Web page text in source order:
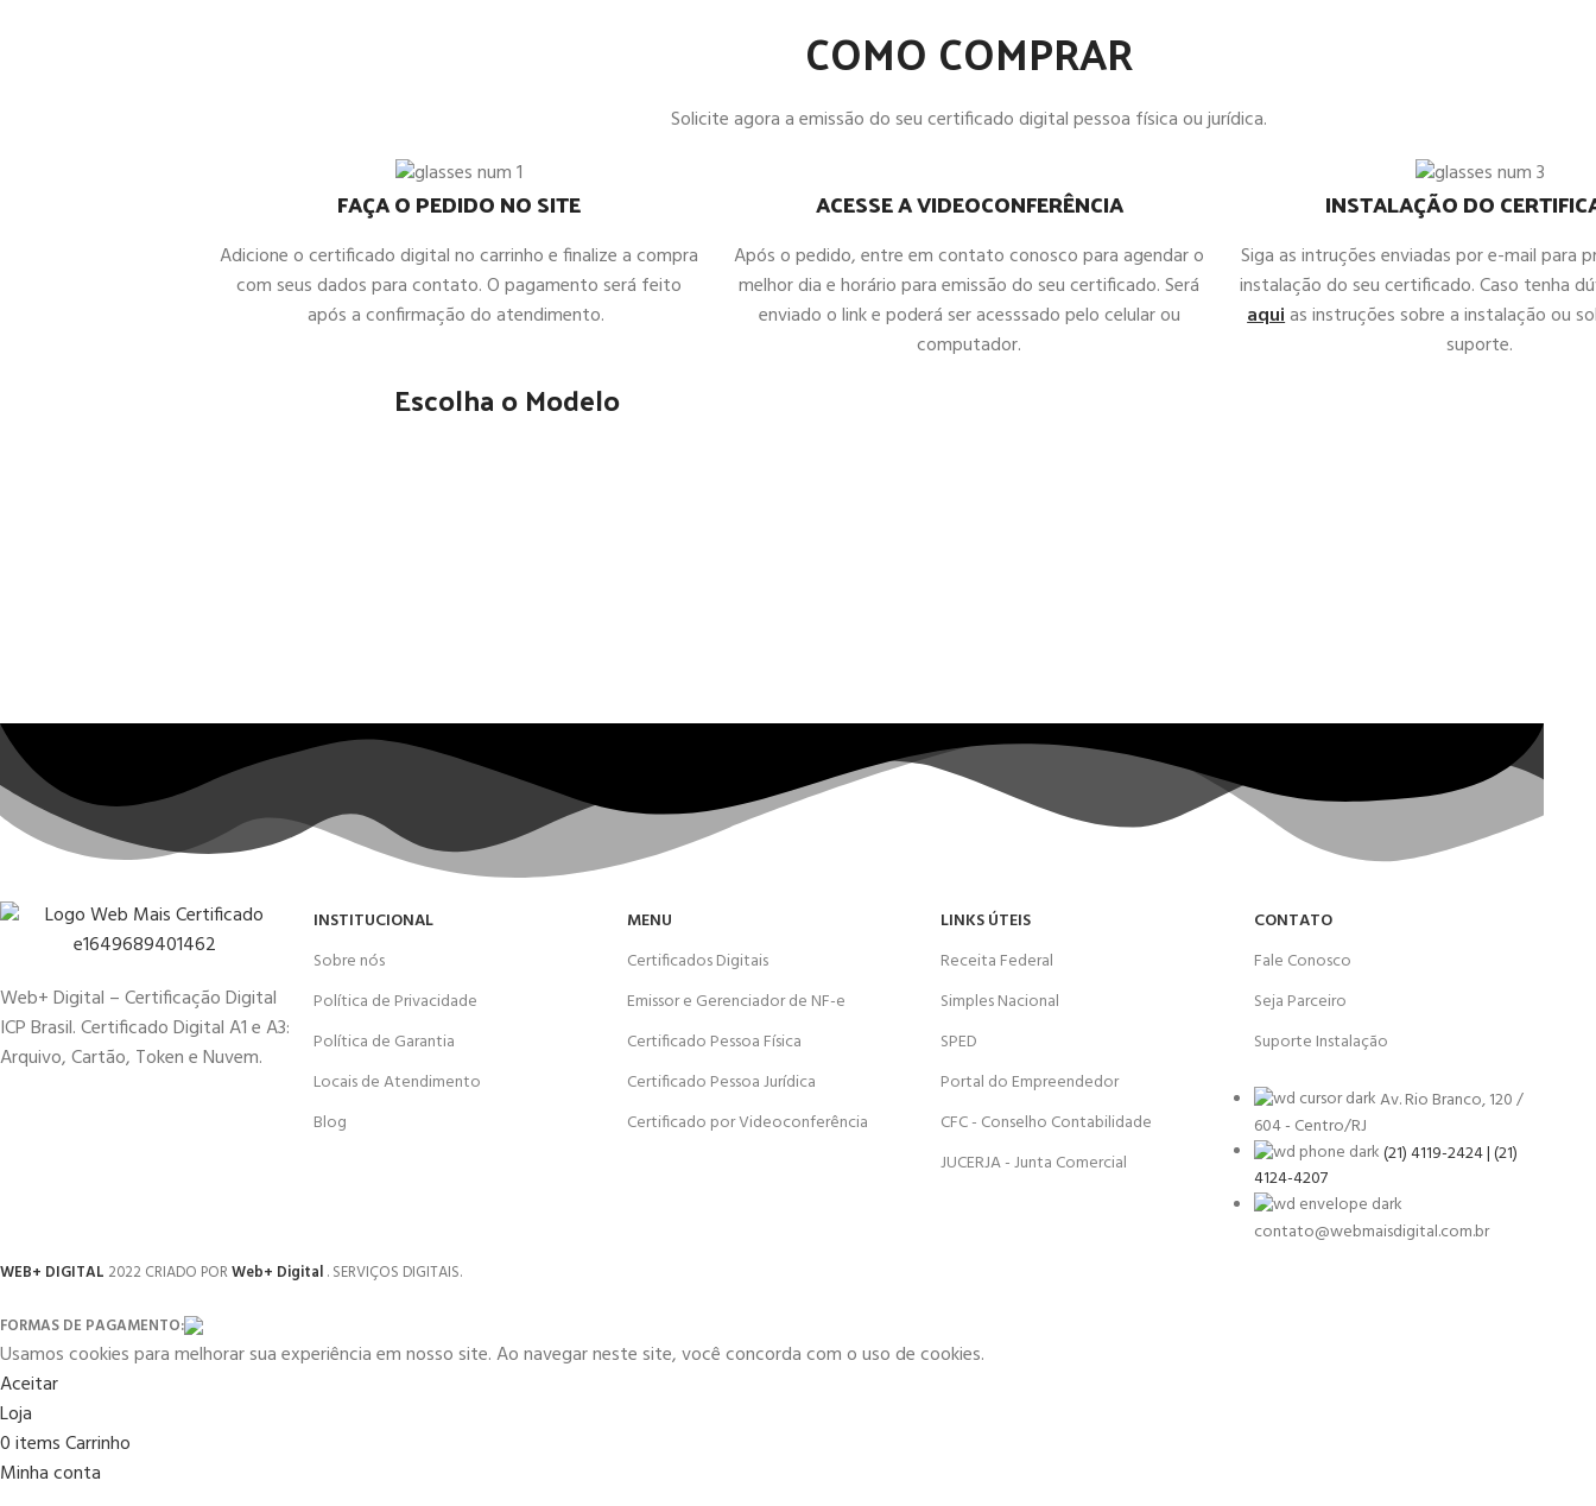
COMO COMPRAR
Solicite agora a emissão do seu certificado digital pessoa física ou jurídica.
FAÇA O PEDIDO NO SITE
Adicione o certificado digital no carrinho e finalize a compra
com seus dados para contato. O pagamento será feito
após a confirmação do atendimento.
ACESSE A VIDEOCONFERÊNCIA
Após o pedido, entre em contato conosco para agendar o
melhor dia e horário para emissão do seu certificado. Será
enviado o link e poderá ser acesssado pelo celular ou
computador.
INSTALAÇÃO DO
Siga as intruções enviadas por e-mail para
instalação do seu certificado. Caso tenha
aquias instruções sobre a instalação ou
suporte.
Escolha o Modelo
Web+ Digital – Certificação Digital
ICP Brasil. Certificado Digital A1 e A3:
Arquivo, Cartão, Token e Nuvem.
INSTITUCIONAL
Sobre nós
Política de Privacidade
Política de Garantia
Locais de Atendimento
Blog
MENU
Certificados Digitais
Emissor e Gerenciador de NF-e
Certificado Pessoa Física
Certificado Pessoa Jurídica
Certificado por Videoconferência
LINKS ÚTEIS
Receita Federal
Simples Nacional
SPED
Portal do Empreendedor
CFC - Conselho Contabilidade
JUCERJA - Junta Comercial
CONTATO
Fale Conosco
Seja Parceiro
Suporte Instalação
Av. Rio Branco, 120 /
604 - Centro/RJ
(21) 4119-2424 | (21)
4124-4207
contato@webmaisdigital.com.br
WEB+ DIGITAL 2022 CRIADO PORWeb+ Digital. SERVIÇOS DIGITAIS.
FORMAS DE PAGAMENTO:
Usamos cookies para melhorar sua experiência em nosso site. Ao navegar neste site, você concorda com o uso de cookies.
Aceitar
Loja
0itemsCarrinho
Minha conta